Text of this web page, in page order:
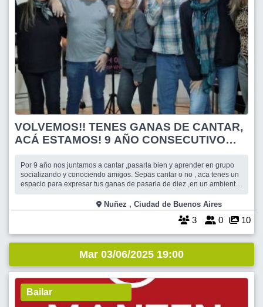
VOLVEMOS!! TENES GANAS DE CANTAR,
ACÁ ESTAMOS! 9 AÑO CONSECUTIVO
Por 9 año nos juntamos a cantar ,pasarla bien y aprender en grupo
socializando y conociendo amigos. Sepas cantar o no , aca tenes un
espacio para expresar tus ganas de pasarla de diez ,en un ambiente
PRUEBA SIN CARGO.
Nuñez , Ciudad de Buenos Aires
3 0 10
Mar 03/06/2025 19:00
Bailar